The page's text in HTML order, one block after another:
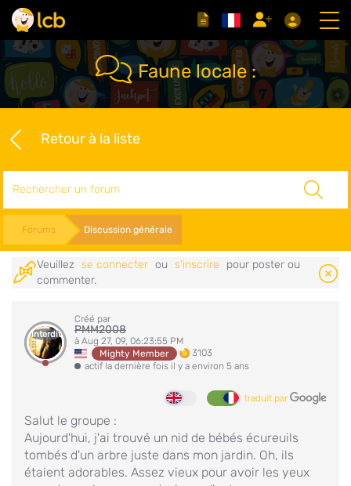
Faune locale :
Retour à la liste
Forums Discussion générale
Veuillez se connecter ou s'inscrire
pour poster ou
commenter.
Interdit
Créé par
PMM2008
à Aug 27, 09, 06:23:55 PM
Mighty Member
3103
actif la dernière fois il y a environ 5 ans
traduit par
Salut le groupe :
Aujourd'hui, j'ai trouvé un nid de bébés écureuils
tombés d'un arbre juste dans mon jardin. Oh, ils
étaient adorables. Assez vieux pour avoir les yeux